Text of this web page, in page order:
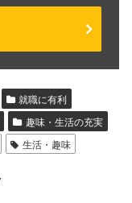
就職に有利
趣味・生活の充実
生活・趣味